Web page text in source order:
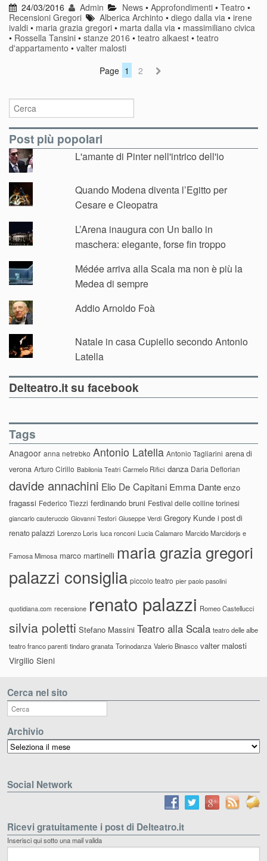
24/03/2016 Admin News• Approfondimenti• Teatro •
Recensioni Gregori
Alberica Archinto •diego dalla via •irene
ivaldi • maria grazia gregori • marta dalla via • massimiliano civica
• Rossella Tansini • stanze 2016 • teatro alkaest • teatro
d'appartamento • valter malosti
Page 1 2
Post più popolari
L'amante di Pinter nell'intrico dell'io
Quando Modena diventa l’Egitto per
Cesare e Cleopatra
L’Arena inaugura con Un ballo in
maschera: elegante, forse fin troppo
Médée arriva alla Scala ma non è più la
Medea di sempre
Addio Arnoldo Foà
Natale in casa Cupiello secondo Antonio
Latella
Delteatro.it su facebook
Tags
Anagoor anna netrebko Antonio Latella Antonio Tagliarini arena di
verona Arturo Cirillo Babilonia Teatri Carmelo Rifici danza Daria Deflorian
davide annachini Elio De Capitani Emma Dante enzo
fragassi Federico Tiezzi ferdinando bruni Festival delle colline torinesi
giancarlo cauteruccio Giovanni Testori Giuseppe Verdi Gregory Kunde i post di
renato palazzi Lorenzo Loris luca ronconi Lucia Calamaro Marcido Marcidorjs e
Famosa Mimosa marco martinelli maria grazia gregori
palazzi consiglia piccolo teatro pier paolo pasolini
quotidiana.com recensione renato palazzi Romeo Castellucci
silvia poletti Stefano Massini Teatro alla Scala teatro delle albe
teatro franco parenti tindaro granata Torinodanza Valerio Binasco valter malosti
Virgilio Sieni
Cerca nel sito
Archivio
Archivio
Social Network
Ricevi gratuitamente i post di Delteatro.it
Inserisci qui sotto una mail valida